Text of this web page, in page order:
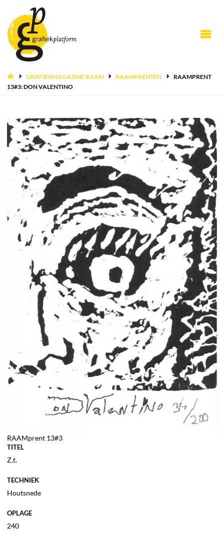
HOMEGRAFIEKMAGAZINE RAAM RAAMPRENTEN
RAAMPRENT
13#3: DON VALENTINO
RAAMprent 13#3
TITEL
Z.t.
TECHNIEK
Houtsnede
OPLAGE
240